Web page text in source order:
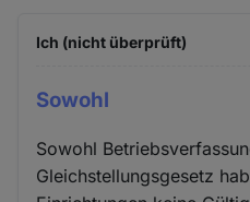
Ich (nicht überprüft)
Sowohl
Sowohl
Gleichstellungsgesetz